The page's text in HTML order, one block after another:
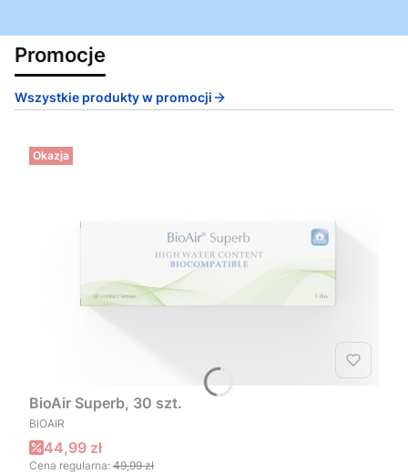
Promocje
Wszystkie produkty w promocji
Okazja
BioAir Superb, 30 szt.
PRODUCENT
BIOAIR
Cena promocyjna
44,99 zł
Cena regularna: 49,99 zł